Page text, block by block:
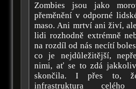
Zombies jsou jako
přeměnění v odporné
maso. Ani mrtví ani živí,
lidi rozhodně extrémně
na rozdíl od nás necítí
co je nejdůležitější,
nimi, ať se to zdá
skončila. I přes to,
infrastruktura